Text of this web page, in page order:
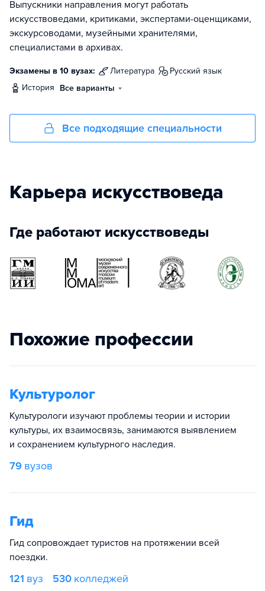
Выпускники направления могут работать
искусствоведами, критиками, экспертами-оценщиками,
экскурсоводами, музейными хранителями,
специалистами в архивах.
Экзамены в 10 вузах: литература
русский язык
история
Все варианты
Все подходящие специальности
Карьера искусствоведа
Где работают искусствоведы
Похожие профессии
Культуролог
Культурологи изучают проблемы теории и истории
культуры, их взаимосвязь, занимаются выявлением
и сохранением культурного наследия.
79 вузов
Гид
Гид сопровождает туристов на протяжении всей
поездки.
121 вуз 530 колледжей